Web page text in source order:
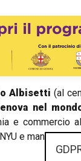
V
i
d
e
o
Albisetti (al
nel
e commercio
e